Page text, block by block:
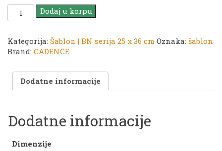
CADENCE
Šablon
serija
|
cm
154
količina
Dodaj u korpu
Kategorija: Šablon | BN serija 25 x 36 cm Oznaka: šablon
Brand: CADENCE
Dodatne informacije
Dodatne informacije
Dimenzije